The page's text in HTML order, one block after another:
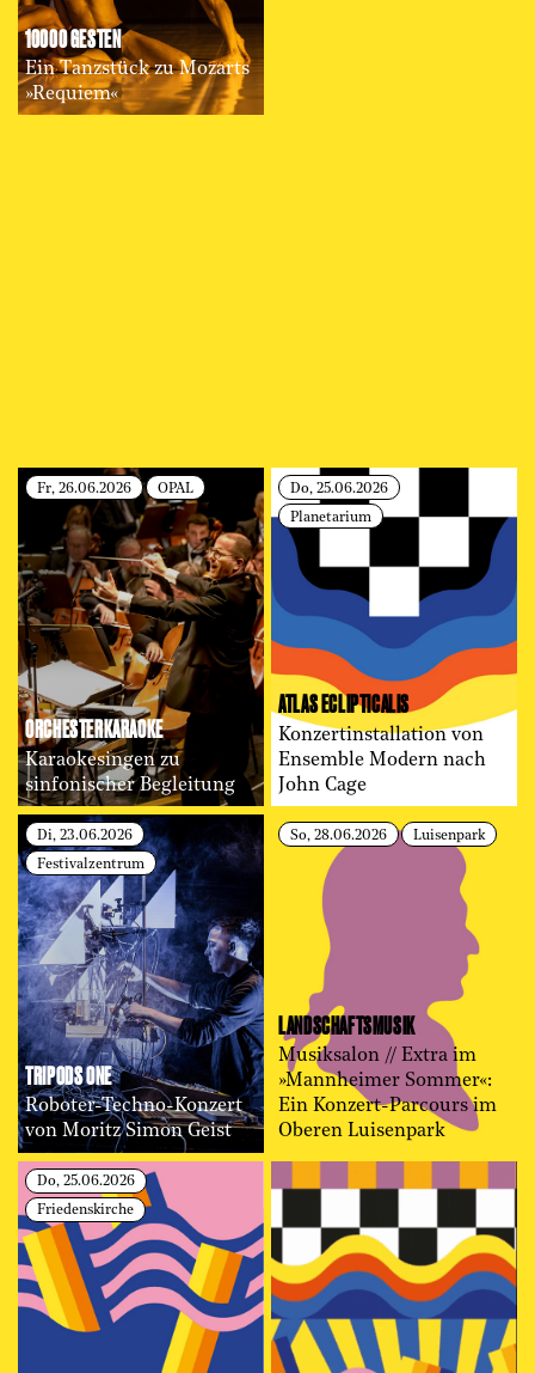
10000 GESTEN
Ein Tanzstück zu Mozarts
»Requiem«
Fr, 26.06.2026 OPAL
ORCHESTER­KARAOKE
Karaokesingen zu
sinfonischer Begleitung
Do, 25.06.2026
Planetarium
ATLAS ECLIPTICALIS
Konzertinstallation von
Ensemble Modern nach
John Cage
Di, 23.06.2026
Festivalzentrum
TRIPODS ONE
Roboter-Techno-Konzert
von Moritz Simon Geist
So, 28.06.2026 Luisenpark
LANDSCHAFTS­MUSIK
Musiksalon // Extra im
»Mannheimer Sommer«:
Ein Konzert-Parcours im
Oberen Luisenpark
Do, 25.06.2026
Friedenskirche